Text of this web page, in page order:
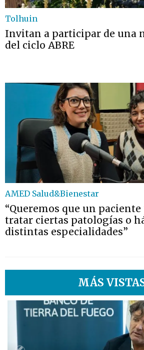
Tolhuin
Invitan a participar de una
del ciclo ABRE
AMED Salud&Bienestar
“Queremos que un
tratar ciertas patologías o
distintas especialidades”
MÁS
1